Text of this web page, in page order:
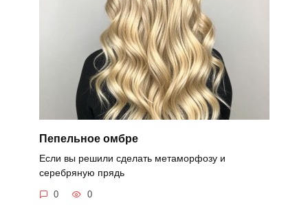
Пепельное омбре
Если вы решили сделать метаморфозу и
серебряную прядь
0 0